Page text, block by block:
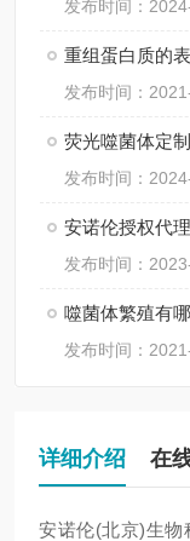
发布时间：
重组蛋白质的
发布时间：
荧光噬菌体定
发布时间：
安诺伦授权代
发布时间：
噬菌体繁殖有
发布时间：
详细介绍 在
安诺伦(北京)生物